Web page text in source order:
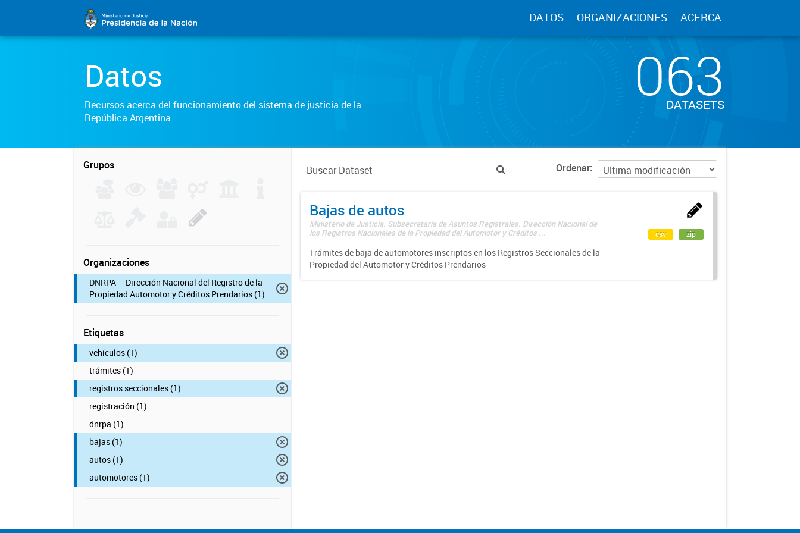
DATOS ORGANIZACIONES ACERCA
Datos
Recursos acerca del funcionamiento del sistema de justicia de la
República Argentina.
063
DATASETS
Grupos
Organizaciones
DNRPA – Dirección Nacional del Registro de la
Propiedad Automotor y Créditos Prendarios (1)
Etiquetas
vehículos (1)
trámites (1)
registros seccionales (1)
registración (1)
dnrpa (1)
bajas (1)
autos (1)
automotores (1)
Ordenar
Bajas de autos
Ministerio de Justicia. Subsecretaría de Asuntos Registrales. Dirección Nacional de
los Registros Nacionales de la Propiedad del Automotor y Créditos ...
Trámites de baja de automotores inscriptos en los Registros Seccionales de la
Propiedad del Automotor y Créditos Prendarios
csv zip